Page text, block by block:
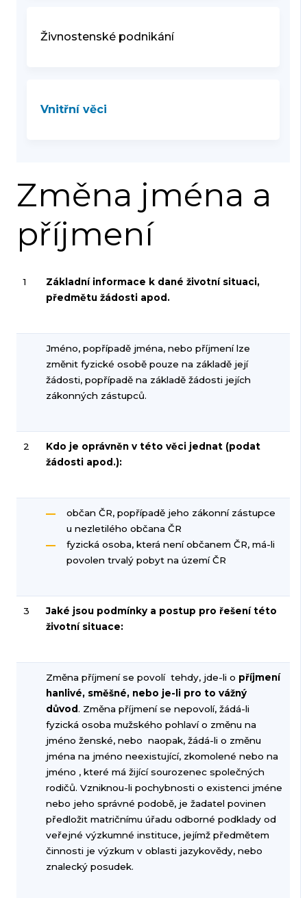
Živnostenské podnikání
Vnitřní věci
Změna jména a
příjmení
1
Základní informace k dané životní situaci,
předmětu žádosti apod.
Jméno, popřípadě jména, nebo příjmení lze
změnit fyzické osobě pouze na základě její
žádosti, popřípadě na základě žádosti jejích
zákonných zástupců.
2
Kdo je oprávněn v této věci jednat (podat
žádosti apod.):
občan ČR, popřípadě jeho zákonní zástupce
u nezletilého občana ČR
fyzická osoba, která není občanem ČR, má-li
povolen trvalý pobyt na území ČR
3
Jaké jsou podmínky a postup pro řešení této
životní situace:
Změna příjmení se povolí tehdy, jde-li o příjmení
hanlivé, směšné, nebo je-li pro to vážný
důvod. Změna příjmení se nepovolí, žádá-li
fyzická osoba mužského pohlaví o změnu na
jméno ženské, nebo naopak, žádá-li o změnu
jména na jméno neexistující, zkomolené nebo na
jméno , které má žijící sourozenec společných
rodičů. Vzniknou-li pochybnosti o existenci jméne
nebo jeho správné podobě, je žadatel povinen
předložit matričnímu úřadu odborné podklady od
veřejné výzkumné instituce, jejímž předmětem
činnosti je výzkum v oblasti jazykovědy, nebo
znalecký posudek.